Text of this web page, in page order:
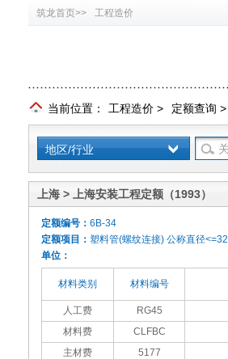
筑龙首页>> 工程造价
当前位置： 工程造价 > 定额查询 >
地区/行业
上海 > 上海安装工程定额（1993）
定额编号： 6B-34
定额项目： 塑料管(螺纹连接) 公称直径<=32
单位：
材料类别 材料编号
人工费 RG45
材料费
CLFBC
主材费
5177